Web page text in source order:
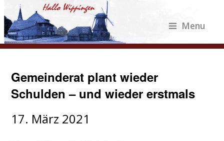
Menu
Gemeinderat plant wieder
Schulden – und wieder erstmals
17. März 2021